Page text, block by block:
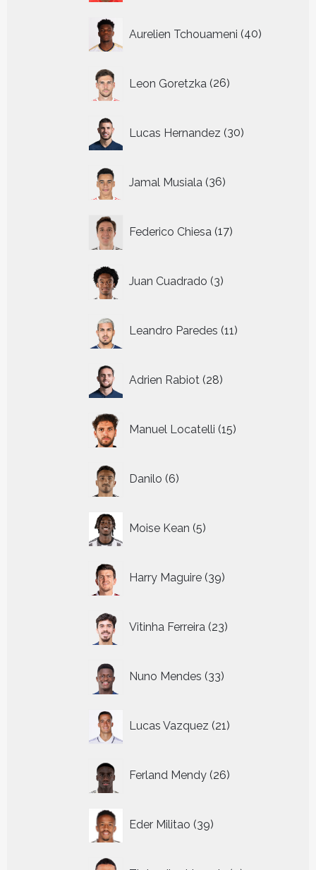
Aurelien Tchouameni 40
producten
Leon Goretzka 26
producten
Lucas Hernandez 30
producten
Jamal Musiala 36
producten
Federico Chiesa 17
producten
Juan Cuadrado 3
producten
Leandro Paredes 11
producten
Adrien Rabiot 28
producten
Manuel Locatelli 15
producten
Danilo 6
producten
Moise Kean 5
producten
Harry Maguire 39
producten
Vitinha Ferreira 23
producten
Nuno Mendes 33
producten
Lucas Vazquez 21
producten
Ferland Mendy 26
producten
Eder Militao 39
producten